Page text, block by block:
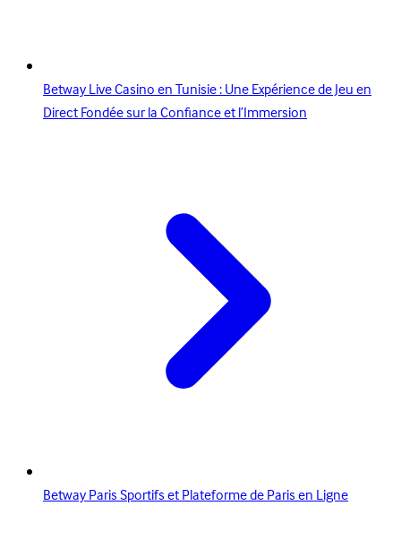
Betway Live Casino en Tunisie : Une Expérience de Jeu en
Direct Fondée sur la Confiance et l’Immersion
Betway Paris Sportifs et Plateforme de Paris en Ligne